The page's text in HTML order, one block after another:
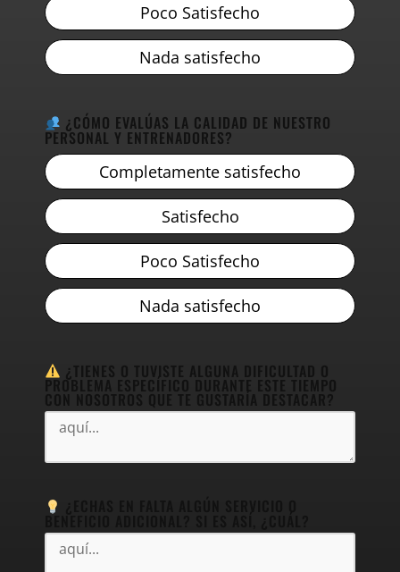
Poco Satisfecho
Nada satisfecho
¿CÓMO EVALÚAS LA CALIDAD DE NUESTRO
PERSONAL Y ENTRENADORES?
Completamente satisfecho
Satisfecho
Poco Satisfecho
Nada satisfecho
¿TIENES O TUVISTE ALGUNA DIFICULTAD O
PROBLEMA ESPECÍFICO DURANTE ESTE TIEMPO
BENEFICIO ADICIONAL? SI ES ASÍ, ¿CUÁL?